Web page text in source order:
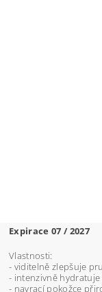
Expirace 07 / 2027
Vlastnosti:
- viditelně zlepšuje
- intenzivně hydratuje
- navrací pokožce